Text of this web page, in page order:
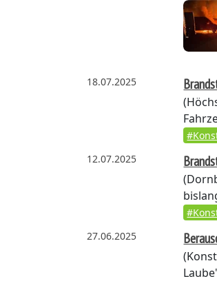
18.07.2025
12.07.2025
27.06.2025